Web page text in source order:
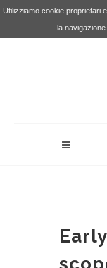
Utilizziamo cookie proprietari
la